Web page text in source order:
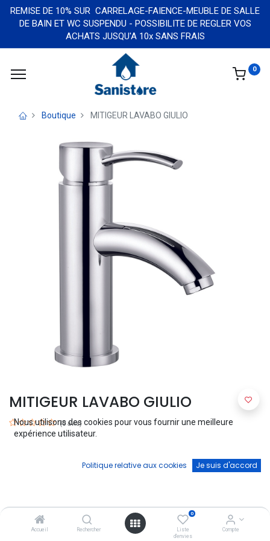
Accueil Rechercher
0
Liste
d'envies
Compte
REMISE DE 10% SUR CARRELAGE-FAIENCE-MEUBLE DE SALLE
DE BAIN ET WC SUSPENDU - POSSIBILITE DE REGLER VOS
ACHATS JUSQU'A 10x SANS FRAIS
0
Boutique MITIGEUR LAVABO GIULIO
MITIGEUR LAVABO GIULIO
(0 avis)
MITIGEUR LAVABO GIULIO
Fiable-Esthétique-Pratique
65,00€
Nous utilisons des cookies pour vous fournir une meilleure
expérience utilisateur.
Politique relative aux cookies Je suis d'accord